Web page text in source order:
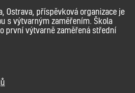
Ostrava, příspěvková organizace je
s výtvarným zaměřením. Škola
první výtvarně zaměřená střední